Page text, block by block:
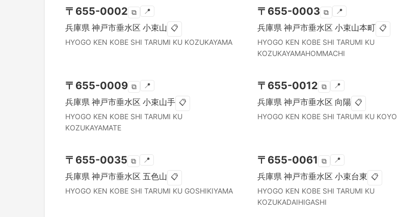
〒 655-0002 ⧉ 📍
兵庫県 神戸市垂水区 小束山 📋
HYOGO KEN KOBE SHI TARUMI KU KOZUKAYAMA
〒 655-0003 ⧉ 📍
兵庫県 神戸市垂水区 小束山本町 📋
HYOGO KEN KOBE SHI TARUMI KU
KOZUKAYAMAHOMMACHI
〒 655-0009 ⧉ 📍
兵庫県 神戸市垂水区 小束山手 📋
HYOGO KEN KOBE SHI TARUMI KU
KOZUKAYAMATE
〒 655-0012 ⧉ 📍
兵庫県 神戸市垂水区 向陽 📋
HYOGO KEN KOBE SHI TARUMI KU KOYO
〒 655-0035 ⧉ 📍
兵庫県 神戸市垂水区 五色山 📋
HYOGO KEN KOBE SHI TARUMI KU GOSHIKIYAMA
〒 655-0061 ⧉ 📍
兵庫県 神戸市垂水区 小束台東 📋
HYOGO KEN KOBE SHI TARUMI KU
KOZUKADAIHIGASHI